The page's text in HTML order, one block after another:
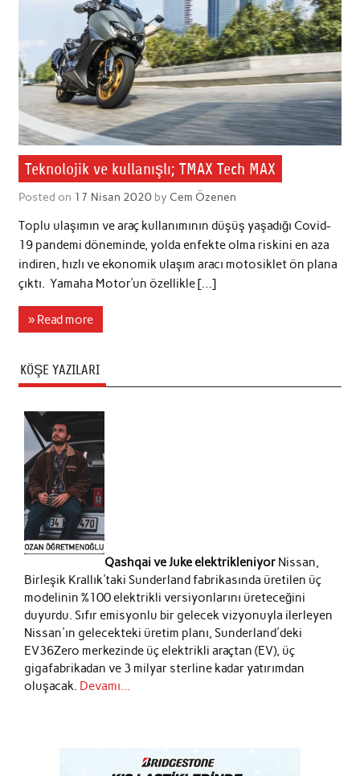
Teknolojik ve kullanışlı; TMAX Tech MAX
Posted on 17 Nisan 2020by Cem Özenen
Toplu ulaşımın ve araç kullanımının düşüş yaşadığı Covid-
19 pandemi döneminde, yolda enfekte olma riskini en aza
indiren, hızlı ve ekonomik ulaşım aracı motosiklet ön plana
çıktı. Yamaha Motor’un özellikle […]
» Read more
KÖŞE YAZILARI
Qashqai ve Juke elektrikleniyor Nissan,
Birleşik Krallık'taki Sunderland fabrikasında üretilen üç
modelinin %100 elektrikli versiyonlarını üreteceğini
duyurdu. Sıfır emisyonlu bir gelecek vizyonuyla ilerleyen
Nissan'ın gelecekteki üretim planı, Sunderland'deki
EV36Zero merkezinde üç elektrikli araçtan (EV), üç
gigafabrikadan ve 3 milyar sterline kadar yatırımdan
oluşacak. Devamı...